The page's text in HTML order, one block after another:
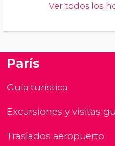
Ver todos los
París
Guía turística
Excursiones y visitas
Traslados aeropuerto